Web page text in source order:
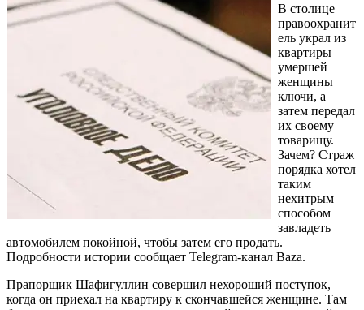
В столице
правоохранит
ель украл из
квартиры
умершей
женщины
ключи, а
затем передал
их своему
товарищу.
Зачем? Страж
порядка хотел
таким
нехитрым
способом
завладеть
автомобилем покойной, чтобы затем его продать.
Подробности истории сообщает Telegram-канал Baza.
Прапорщик Шафигуллин совершил нехороший поступок,
когда он приехал на квартиру к скончавшейся женщине. Там